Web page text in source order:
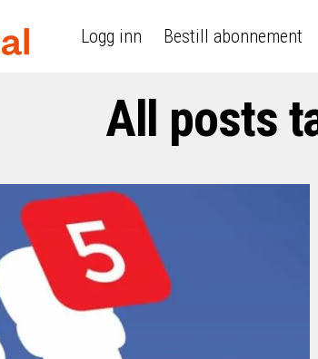
Logg inn Bestill abonnement
All posts